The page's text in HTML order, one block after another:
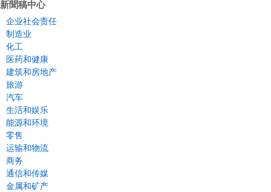
新聞稿中心
企业社会责任
制造业
化工
医药和健康
建筑和房地产
旅游
汽车
生活和娱乐
能源和环境
零售
运输和物流
商务
通信和传媒
金属和矿产